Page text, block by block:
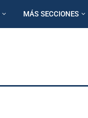
MÁS SECCIONES